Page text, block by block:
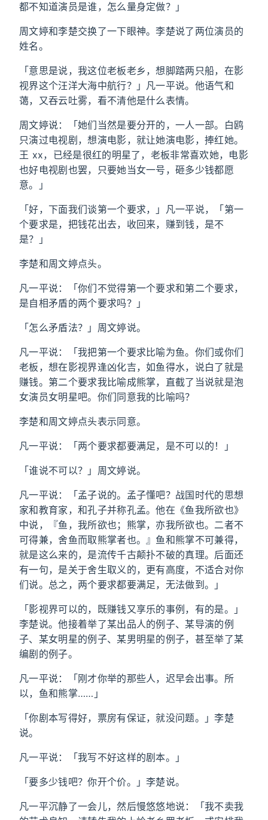
都不知道演员是谁，怎么量身定做？」
周文婷和李楚交换了一下眼神。李楚说了两位演员的
姓名。
「意思是说，我这位老板老乡，想脚踏两只船，在影
视界这个汪洋大海中航行？」凡一平说。他语气和
蔼，又吞云吐雾，看不清他是什么表情。
周文婷说：「她们当然是要分开的，一人一部。白鸥
只演过电视剧，想演电影，就让她演电影，捧红她。
王 xx，已经是很红的明星了，老板非常喜欢她，电影
也好电视剧也罢，只要她当女一号，砸多少钱都愿
意。」
「好，下面我们谈第一个要求，」凡一平说，「第一
个要求是，把钱花出去，收回来，赚到钱，是不
是？」
李楚和周文婷点头。
凡一平说：「你们不觉得第一个要求和第二个要求，
是自相矛盾的两个要求吗？」
「怎么矛盾法？」周文婷说。
凡一平说：「我把第一个要求比喻为鱼。你们或你们
老板，想在影视界逢凶化吉，如鱼得水，说白了就是
赚钱。第二个要求我比喻成熊掌，直截了当说就是泡
女演员女明星吧。你们同意我的比喻吗？
李楚和周文婷点头表示同意。
凡一平说：「两个要求都要满足，是不可以的！」
「谁说不可以？」周文婷说。
凡一平说：「孟子说的。孟子懂吧？战国时代的思想
家和教育家，和孔子并称孔孟。他在《鱼我所欲也》
中说，『鱼，我所欲也；熊掌，亦我所欲也。二者不
可得兼，舍鱼而取熊掌者也。』鱼和熊掌不可兼得，
就是这么来的，是流传千古颠扑不破的真理。后面还
有一句，是关于舍生取义的，更有高度，不适合对你
们说。总之，两个要求都要满足，无法做到。」
「影视界可以的，既赚钱又享乐的事例，有的是。」
李楚说。他接着举了某出品人的例子、某导演的例
子、某女明星的例子、某男明星的例子，甚至举了某
编剧的例子。
凡一平说：「刚才你举的那些人，迟早会出事。所
以，鱼和熊掌……」
「你剧本写得好，票房有保证，就没问题。」李楚
说。
凡一平说：「我写不好这样的剧本。」
「要多少钱吧？你开个价。」李楚说。
凡一平沉静了一会儿，然后慢悠悠地说：「我不卖我